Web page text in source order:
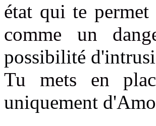
état qui te
comme un
possibilité
Tu mets en
uniquement